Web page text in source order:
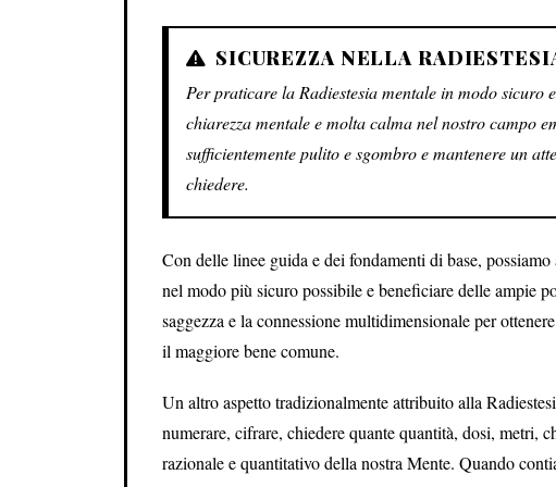
SICUREZZA NELLA
Per praticare la Radiestesia mentale in modo sicuro
chiarezza mentale e molta calma nel nostro campo
sufficientemente pulito e sgombro e mantenere un
chiedere.
Con delle linee guida e dei fondamenti di base,
nel modo più sicuro possibile e beneficiare delle ampie
saggezza e la connessione multidimensionale per
il maggiore bene comune.
Un altro aspetto tradizionalmente attribuito alla
numerare, cifrare, chiedere quante quantità, dosi, metri,
razionale e quantitativo della nostra Mente. Quando